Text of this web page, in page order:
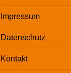
Impressum
Datenschutz
Kontakt